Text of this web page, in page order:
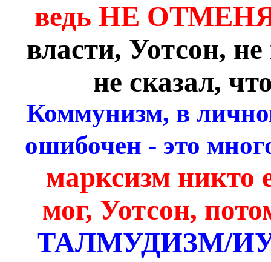
ведь НЕ
власти, Уотсон,
не сказал,
Коммунизм, в
ошибочен - это
марксизм никто
мог, Уотсон,
ТАЛМУДИЗМ/